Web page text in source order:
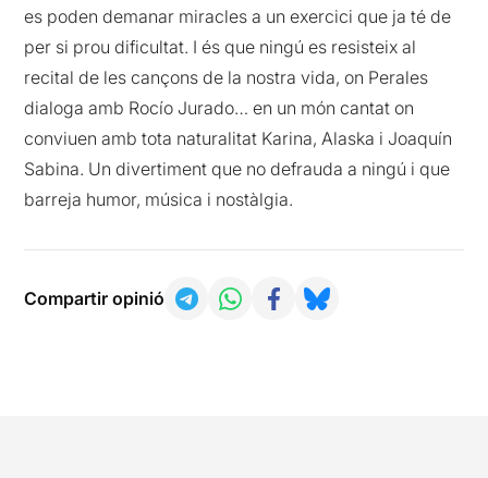
es poden demanar miracles a un exercici que ja té de
per si prou dificultat. I és que ningú es resisteix al
recital de les cançons de la nostra vida, on Perales
dialoga amb Rocío Jurado… en un món cantat on
conviuen amb tota naturalitat Karina, Alaska i Joaquín
Sabina. Un divertiment que no defrauda a ningú i que
barreja humor, música i nostàlgia.
Compartir opinió